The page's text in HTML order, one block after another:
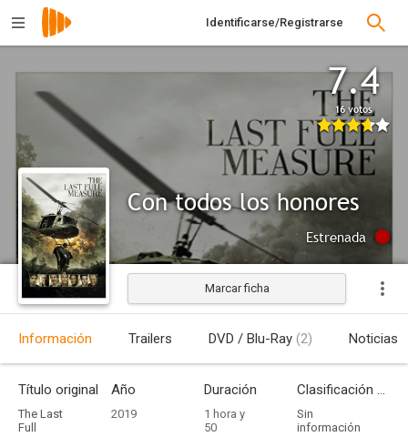
Identificarse/Registrarse
7.4
16 votos
Con todos los honores
Estrenada
Marcar ficha
Información Trailers DVD / Blu-Ray (2) Noticias
Título original
The Last
Full
Año
2019
Duración
1 hora y
50
Clasificación por edades
Sin
información